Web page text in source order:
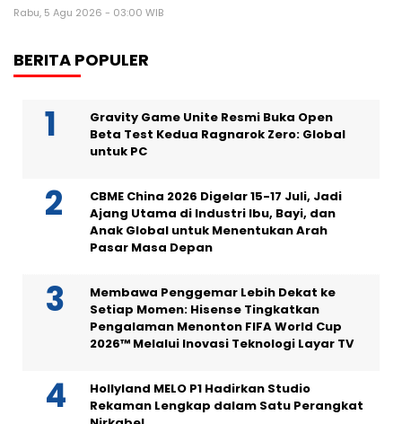
Rabu, 5 Agu 2026 - 03:00 WIB
BERITA POPULER
Gravity Game Unite Resmi Buka Open
Beta Test Kedua Ragnarok Zero: Global
untuk PC
CBME China 2026 Digelar 15-17 Juli, Jadi
Ajang Utama di Industri Ibu, Bayi, dan
Anak Global untuk Menentukan Arah
Pasar Masa Depan
Membawa Penggemar Lebih Dekat ke
Setiap Momen: Hisense Tingkatkan
Pengalaman Menonton FIFA World Cup
2026™ Melalui Inovasi Teknologi Layar TV
Hollyland MELO P1 Hadirkan Studio
Rekaman Lengkap dalam Satu Perangkat